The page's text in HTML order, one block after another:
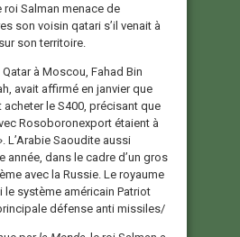
roi Salman menace de
son voisin qatari s’il venait à
son territoire.
à Moscou, Fahad Bin
avait affirmé en janvier que
le S400, précisant que
Rosoboronexport étaient à
L’Arabie Saoudite aussi
année, dans le cadre d’un gros
avec la Russie. Le royaume
le système américain Patriot
défense anti missiles/